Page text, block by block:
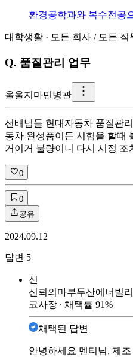
환경공학과와 복수전공
대학생활 · 모든 회사 / 모든 직
Q. 품질관리 업무
울울지마민병관
선배님들 현대자동차 품질관
동차 완성품이든 시험을 할때
거이거 불량이니 다시 시정
0
0
공유
2024.09.12
답변 5
신
신뢰의마부두산에너빌리
코사장 ∙ 채택률 91%
채택된 답변
안녕하세요 멘티님, 제